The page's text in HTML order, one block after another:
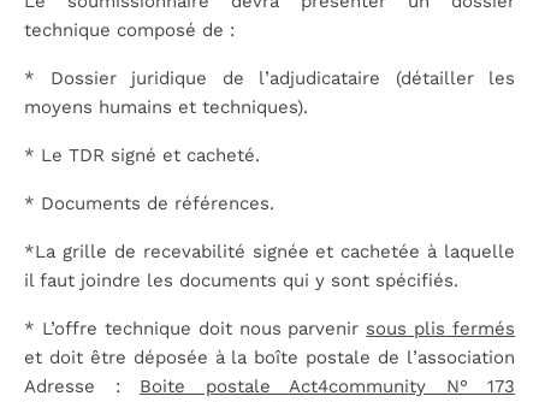
technique composé de :
* Dossier juridique de l’adjudicataire (détailler les
moyens humains et techniques).
* Le TDR signé et cacheté.
* Documents de références.
*La grille de recevabilité signée et cachetée à laquelle
il faut joindre les documents qui y sont spécifiés.
* L’offre technique doit nous parvenir sous plis fermés
et doit être déposée à la boîte postale de l’association
Adresse : Boite postale Act4community N° 173